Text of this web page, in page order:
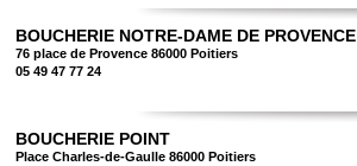
BOUCHERIE NOTRE-DAME DE PROVENCE
76 place de Provence 86000 Poitiers
05 49 47 77 24
BOUCHERIE POINT
Place Charles-de-Gaulle 86000 Poitiers